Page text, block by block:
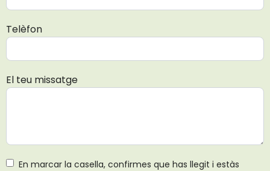
Telèfon
El teu missatge
En marcar la casella, confirmes que has llegit i estàs